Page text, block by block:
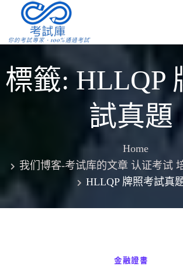
content
標籤:HLLQP
試真題
Home
我们博客-考试库的文章 认证考试
HLLQP 牌照考試真
金融證書